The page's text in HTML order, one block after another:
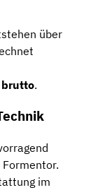
über
brutto.
im